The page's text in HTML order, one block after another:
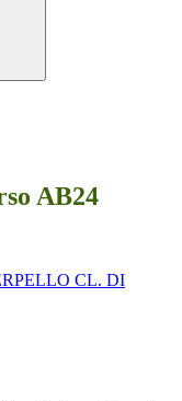
AB24
CL. DI